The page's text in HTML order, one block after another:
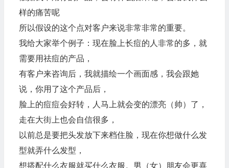
样的痛苦呢
所以假设的这个点对客户来说非常非常的重要。
我给大家举个例子：现在脸上长痘的人非常的多，就
需要用祛痘的产品，
有客户来咨询后，我就描绘一个画面感，我会跟她
说，你用了这个产品后，
脸上的痘痘会好转，人马上就会变的漂亮（帅）了，
走在大街上也会自信很多，
以前总是要把头发放下来档住脸，现在你想做什么发
型就弄什么发型，
想搭配什么衣服就买什么衣服。男（女）朋友会更喜